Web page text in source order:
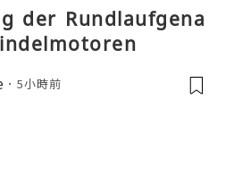
der Rundlaufgena
5小時前